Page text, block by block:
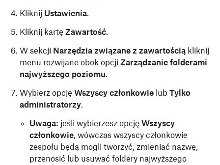
Kliknij Ustawienia.
Kliknij kartę Zawartość.
W sekcji Narzędzia związane z zawartością kliknij
menu rozwijane obok opcji Zarządzanie folderami
najwyższego poziomu.
Wybierz opcję Wszyscy członkowie lub Tylko
administratorzy.
Uwaga: jeśli wybierzesz opcję Wszyscy
członkowie, wówczas wszyscy członkowie
zespołu będą mogli tworzyć, zmieniać nazwę,
przenosić lub usuwać foldery najwyższego